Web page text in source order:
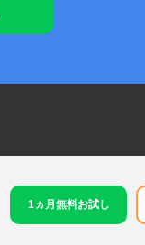
1ヵ月無料お試し